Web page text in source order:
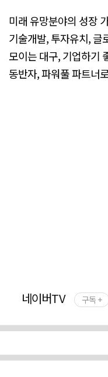
미래 유망분야의 성장
기술개발, 투자유치, 글
모이는 대구, 기업하기
동반자, 파워풀 파트너
네이버TV 구독 +